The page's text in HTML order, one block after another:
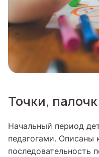
Точки,
Начальный период
педагогами. Описаны
последовательность